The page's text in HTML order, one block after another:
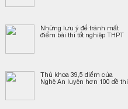
Những lưu ý để tránh mất
điểm bài thi tốt nghiệp THPT
Thủ khoa 39,5 điểm của
Nghệ An luyện hơn 100 đề thi